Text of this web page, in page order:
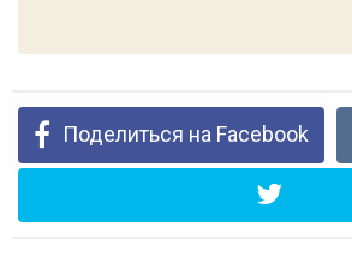
Поделиться на Facebook